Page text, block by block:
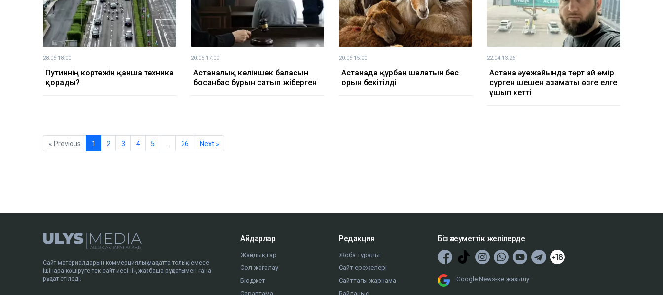
28.05 18:00
Путиннің кортежін қанша техника
қорғады?
20.05 17:00
Астаналық келіншек баласын
босанбас бұрын сатып жіберген
20.05 15:00
Астанада құрбан шалатын бес
орын бекітілді
22.04 13:26
Астана әуежайында төрт ай өмір
сүрген шешен азаматы өзге елге
ұшып кетті
« Previous 1 2 3 4 5 26 Next »
Сайт материалдарын коммерциялық мақсатта толық немесе
ішінара көшіруге тек сайт иесінің жазбаша рұқсатымен ғана
рұқсат етіледі.
Айдарлар
Жаңалықтар
Сол жағалау
Бюджет
Сараптама
Редакция
Жоба туралы
Сайт ережелері
Сайттағы жарнама
Байланыс
Біз әлеуметтік желілерде
Google News-ке жазылу